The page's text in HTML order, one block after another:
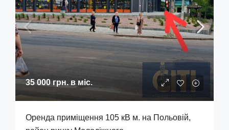
35 000 грн.в міс.
Оренда приміщення 105 кВ м. на Польовій,